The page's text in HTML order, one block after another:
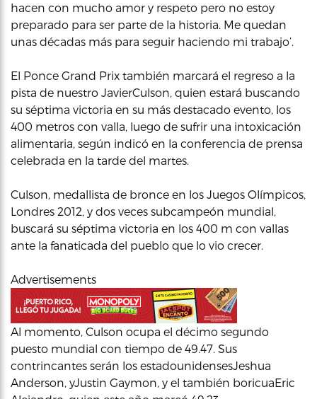
hacen con mucho amor y respeto pero no estoy
preparado para ser parte de la historia. Me quedan
unas décadas más para seguir haciendo mi trabajo’.
El Ponce Grand Prix también marcará el regreso a la
pista de nuestro JavierCulson, quien estará buscando
su séptima victoria en su más destacado evento, los
400 metros con valla, luego de sufrir una intoxicación
alimentaria, según indicó en la conferencia de prensa
celebrada en la tarde del martes.
Culson, medallista de bronce en los Juegos Olímpicos,
Londres 2012, y dos veces subcampeón mundial,
buscará su séptima victoria en los 400 m con vallas
ante la fanaticada del pueblo que lo vio crecer.
Advertisements
Al momento, Culson ocupa el décimo segundo
puesto mundial con tiempo de 49.47. Sus
contrincantes serán los estadounidensesJeshua
Anderson, yJustin Gaymon, y el también boricuaEric